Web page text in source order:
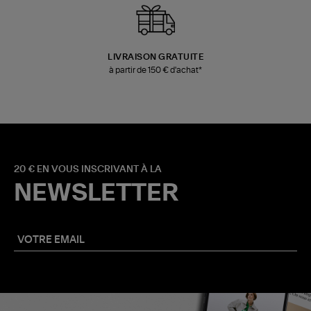
LIVRAISON GRATUITE
à partir de 150 € d'achat*
20 € EN VOUS INSCRIVANT À LA
NEWSLETTER